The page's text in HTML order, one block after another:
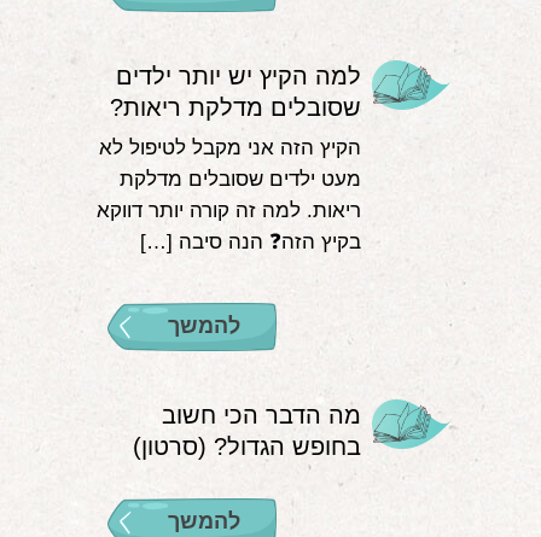
למה הקיץ יש יותר ילדים
שסובלים מדלקת ריאות?
הקיץ הזה אני מקבל לטיפול לא
מעט ילדים שסובלים מדלקת
ריאות. למה זה קורה יותר דווקא
בקיץ הזה❓ הנה סיבה […]
להמשך
מה הדבר הכי חשוב
בחופש הגדול? (סרטון)
להמשך